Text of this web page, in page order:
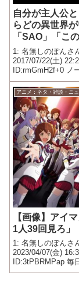
自分が主人公
らどの異世界
「SAO」「こ
「リゼロ」「ノ
ーライフ」「ス
1: 名無しのぽんさ
2017/07/22(土)
ID:rmGmH2f+0 ノ
ライフ選ぶ人いな
アニメ：ネタ・雑談・ニ
【画像】アイ
1人39回見ろ」
1: 名無しのぽんさ
2023/04/07(金)
ID:3tPBRMPap 毎
ても1ヶ月以上……